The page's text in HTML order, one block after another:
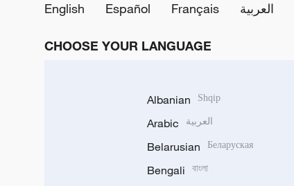
English
Español Français العربية
CHOOSE YOUR LANGUAGE
Albanian Shqip
Arabic العربية
Belarusian Беларуская
Bengali বাংলা